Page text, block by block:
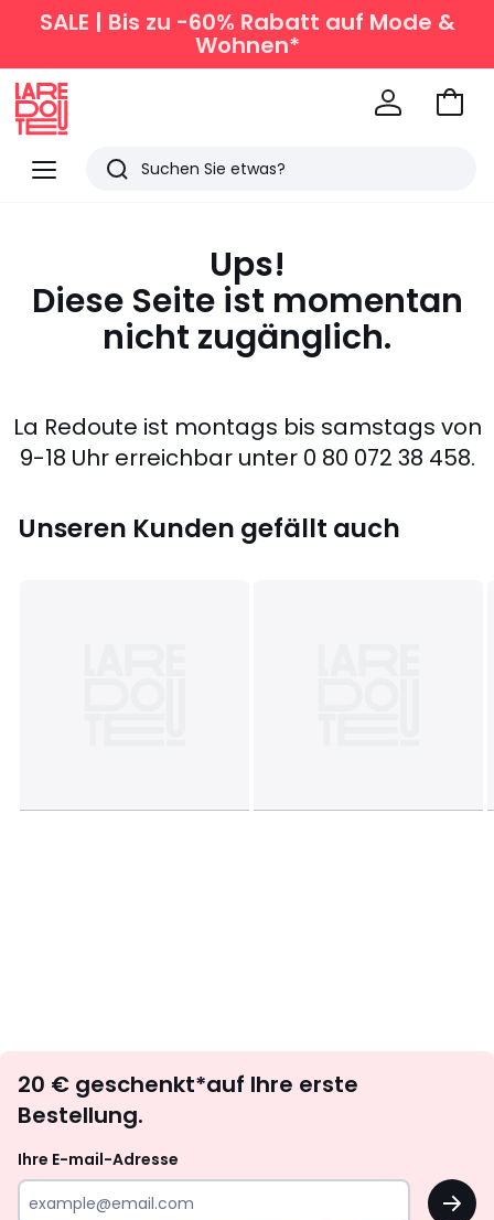
SALE | Bis zu -60% Rabatt auf Mode &
Wohnen*
Menü
Redoute
Suchen
angesehen
Zum
Ups!
Diese Seite ist momentan
nicht zugänglich.
La Redoute ist montags bis samstags von
9-18 Uhr erreichbar unter 0 80 072 38 458.
Unseren Kunden gefällt auch
abonnieren
20 € geschenkt*auf Ihre erste
Bestellung.
Ihre E-mail-Adresse
OK